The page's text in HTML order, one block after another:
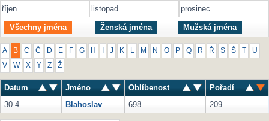
říjen
listopad prosinec
Všechny jména Ženská jména Mužská jména
A B C Č D E F G H J K M N O P Q R Ř S Š U
V W X Y Z Ž
Datum Jméno Oblíbenost
Pořadí
30.4.
Blahoslav 698 209